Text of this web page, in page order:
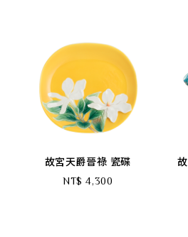
故宮天爵晉祿 瓷碟
NT$ 4,300